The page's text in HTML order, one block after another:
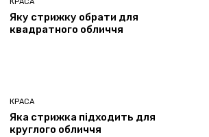
Яку стрижку обрати для
квадратного обличчя
КРАСА
Яка стрижка підходить для
круглого обличчя